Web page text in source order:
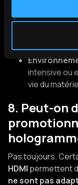
capteurs et
essentiels.
intensive ou
vie du
8. Peut-on
Pas toujours.
HDMI permettent
ne sont pas